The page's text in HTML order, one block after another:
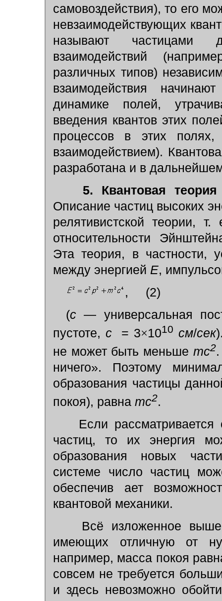
самовоздействия), то его
невзаимодействующих
называют частицами
взаимодействий
различных типов)
взаимодействия
динамике полей,
введения квантов этих
процессов в этих
взаимодействием).
разработана и в
5. Квантовая
Описание частиц высоких
релятивистской теории,
относительности
Эта теория, в частности,
между энергией E,
, (2)
(с — универсальная
пустоте, с= 3×1010 см/сек
не может быть меньше mc2
ничего». Поэтому
образования частицы
покоя), равна mc2.
Если
частиц, то их энергия
образования новых
системе число частиц
обеспечив ает
квантовой механики.
Всё изложенное выше
имеющих отличную от
например, масса покоя
совсем не требуется
и здесь невозможно